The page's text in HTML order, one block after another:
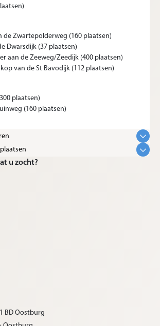
de Zwartepolderweg (160 plaatsen)
Dwarsdijk (37 plaatsen)
aan de Zeeweg/Zeedijk (400 plaatsen)
van de St Bavodijk (112 plaatsen)
plaatsen)
(160 plaatsen)
u zocht?
BD Oostburg